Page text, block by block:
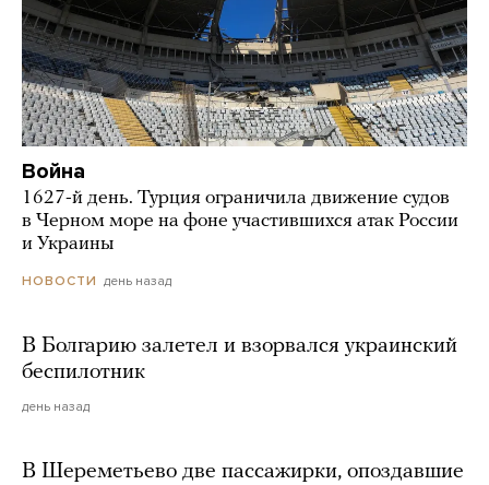
Война
1627-й день. Турция ограничила движение судов
в Черном море на фоне участившихся атак России
и Украины
НОВОСТИ день назад
В Болгарию залетел и взорвался украинский
беспилотник
день назад
В Шереметьево две пассажирки, опоздавшие